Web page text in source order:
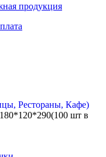
продукция
Рестораны, Кафе)
шт в